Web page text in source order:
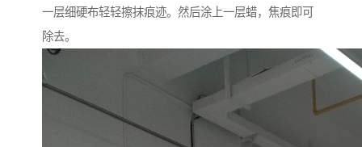
一层细硬布轻轻擦抹痕迹。然后涂上一层蜡，焦痕即可
除去。